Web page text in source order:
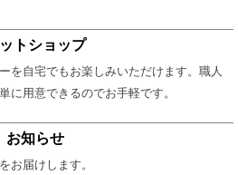
トショップ
を自宅でもお楽しみいただけます。職人
に用意できるのでお手軽です。
お知らせ
お届けします。